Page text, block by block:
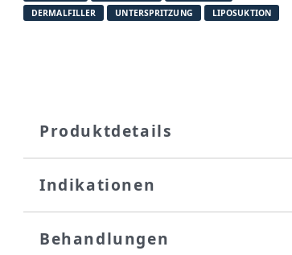
DERMALFILLER
UNTERSPRITZUNG LIPOSUKTION
Produktdetails
Indikationen
Behandlungen